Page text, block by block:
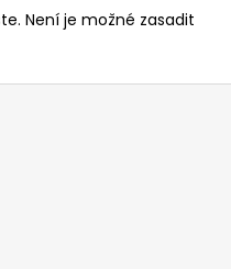
Není je možné zasadit